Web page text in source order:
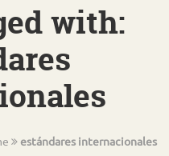
with:
estándares internacionales